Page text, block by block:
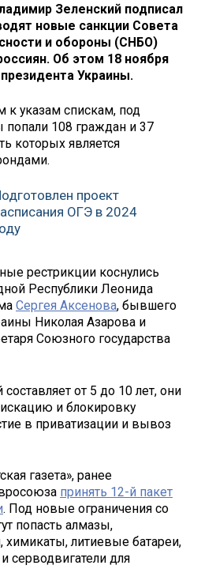
Зеленский подписал
новые санкции Совета
и обороны (СНБО)
Об этом 18 ноября
Украины.
указам спискам, под
108 граждан и 37
которых является
проект
ОГЭ в 2024
рестрикции коснулись
Республики Леонида
Сергея Аксенова, бывшего
Николая Азарова и
Союзного государства
от 5 до 10 лет, они
и блокировку
в приватизации и вывоз
газета», ранее
принять 12-й пакет
. Под новые ограничения со
попасть алмазы,
литиевые батареи,
серводвигатели для